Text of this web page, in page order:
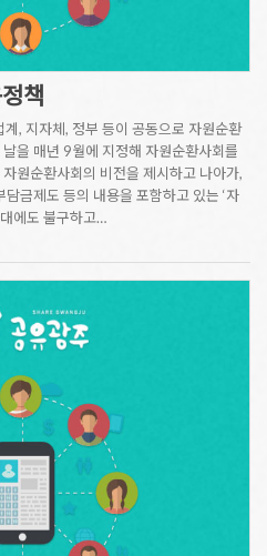
책
, 지자체, 정부 등이 공동으로 자원순환
을 매년 9월에 지정해 자원순환사회를
원순환사회의 비전을 제시하고 나아가,
금제도 등의 내용을 포함하고 있는 ‘자
에도 불구하고…